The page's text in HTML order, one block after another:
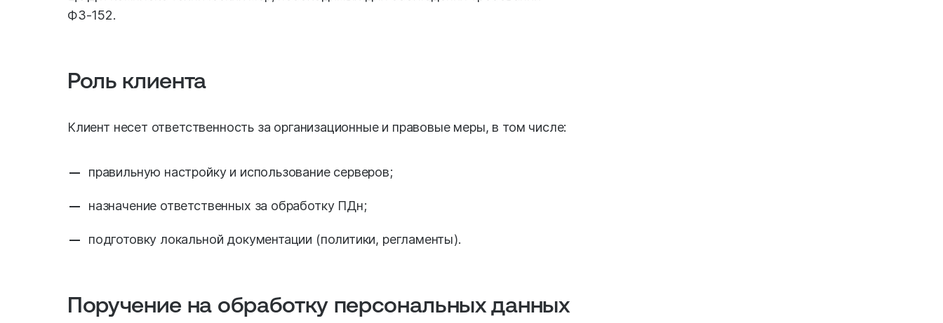
ФЗ-152.
Роль клиента
Клиент несет ответственность за организационные и правовые меры, в том числе:
правильную настройку и использование серверов;
назначение ответственных за обработку ПДн;
подготовку локальной документации (политики, регламенты).
Поручение на обработку персональных данных